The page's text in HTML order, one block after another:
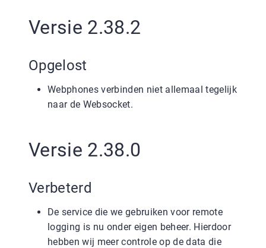
Versie 2.38.2
Opgelost
Webphones verbinden niet allemaal tegelijk
naar de Websocket.
Versie 2.38.0
Verbeterd
De service die we gebruiken voor remote
logging is nu onder eigen beheer. Hierdoor
hebben wij meer controle op de data die